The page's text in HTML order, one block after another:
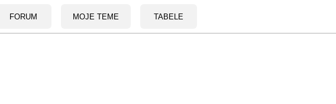
FORUM MOJE TEME TABELE